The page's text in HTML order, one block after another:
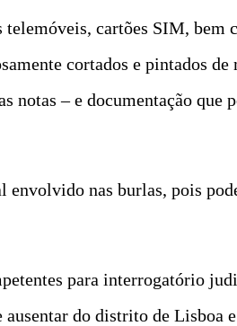
telemóveis, cartões SIM,
cortados e pintados
notas – e documentação que
nas burlas, pois
para interrogatório
do distrito de Lisboa